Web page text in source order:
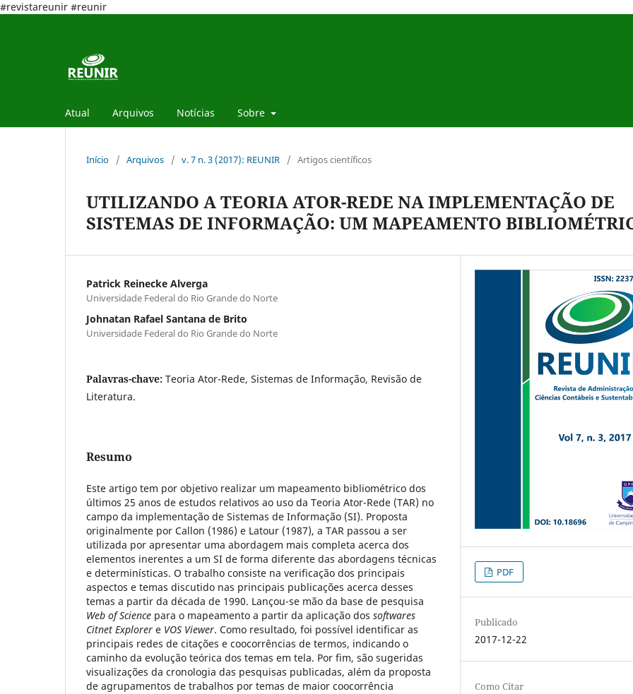
#revistareunir #reunir
Atual Arquivos Notícias Sobre
Início / Arquivos / v. 7 n. 3 (2017): REUNIR / Artigos científicos
UTILIZANDO A TEORIA ATOR-REDE NA IMPLEMENTAÇÃO DE
SISTEMAS DE INFORMAÇÃO: UM MAPEAMENTO
Patrick Reinecke Alverga
Universidade Federal do Rio Grande do Norte
Johnatan Rafael Santana de Brito
Universidade Federal do Rio Grande do Norte
Palavras-chave: Teoria Ator-Rede, Sistemas de Informação, Revisão de
Literatura.
Resumo
Este artigo tem por objetivo realizar um mapeamento bibliométrico dos
últimos 25 anos de estudos relativos ao uso da Teoria Ator-Rede (TAR) no
campo da implementação de Sistemas de Informação (SI). Proposta
originalmente por Callon (1986) e Latour (1987), a TAR passou a ser
utilizada por apresentar uma abordagem mais completa acerca dos
elementos inerentes a um SI de forma diferente das abordagens técnicas
e determinísticas. O trabalho consiste na verificação dos principais
aspectos e temas discutido nas principais publicações acerca desses
temas a partir da década de 1990. Lançou-se mão da base de pesquisa
Web of Science para o mapeamento a partir da aplicação dos softwares
Citnet Explorer e VOS Viewer. Como resultado, foi possível identificar as
principais redes de citações e coocorrências de termos, indicando o
caminho da evolução teórica dos temas em tela. Por fim, são sugeridas
visualizações da cronologia das pesquisas publicadas, além da proposta
de agrupamentos de trabalhos por temas de maior coocorrência
PDF
Publicado
2017-12-22
Como Citar